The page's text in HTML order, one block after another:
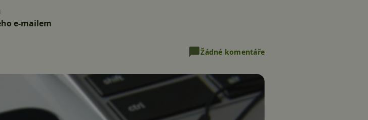
e-mailem
Žádné komentáře